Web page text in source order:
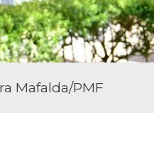
Mafalda/PMF